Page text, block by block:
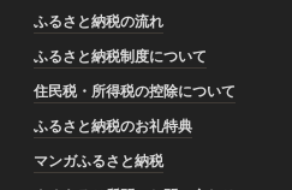
ふるさと納税の流れ
ふるさと納税制度について
住民税・所得税の控除について
ふるさと納税のお礼特典
マンガふるさと納税